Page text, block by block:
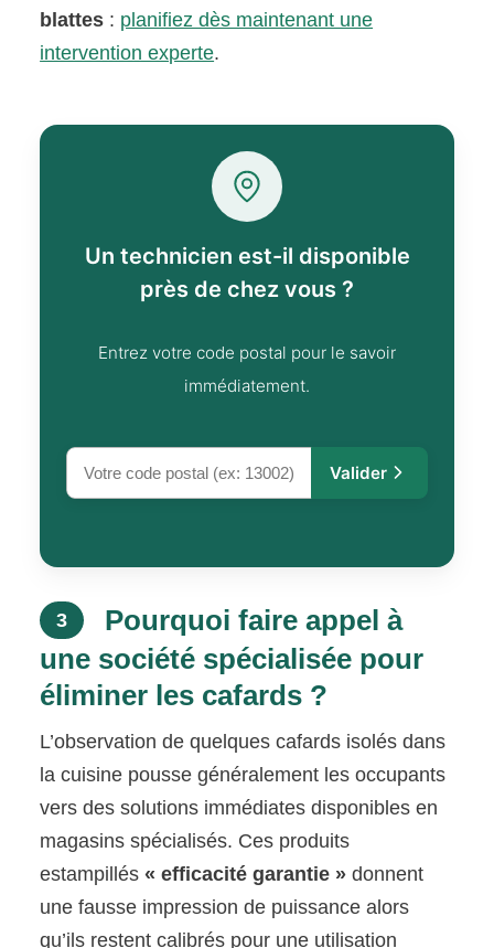
blattes : planifiez dès maintenant une
intervention experte.
Un technicien est-il disponible
près de chez vous ?
Entrez votre code postal pour le savoir
immédiatement.
Valider
3
Pourquoi faire appel à
une société spécialisée pour
éliminer les cafards ?
L’observation de quelques cafards isolés dans
la cuisine pousse généralement les occupants
vers des solutions immédiates disponibles en
magasins spécialisés. Ces produits
estampillés« efficacité garantie » donnent
une fausse impression de puissance alors
qu’ils restent calibrés pour une utilisation